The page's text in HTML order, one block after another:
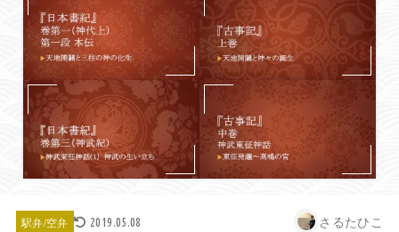
駅弁/空弁 2019.05.08 さるたひこ